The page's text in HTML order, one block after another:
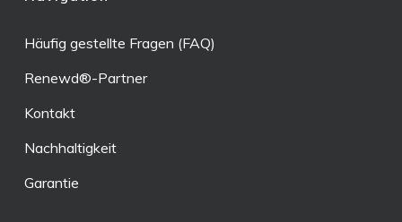
Häufig gestellte Fragen (FAQ)
Renewd®-Partner
Kontakt
Nachhaltigkeit
Garantie